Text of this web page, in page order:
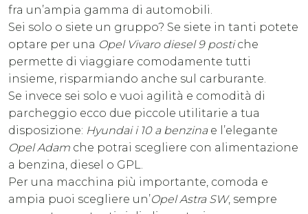
fra un’ampia gamma di automobili.
Sei solo o siete un gruppo? Se siete in tanti potete
optare per una Opel Vivaro diesel 9 postiche
permette di viaggiare comodamente tutti
insieme, risparmiando anche sul carburante.
Se invece sei solo e vuoi agilità e comodità di
parcheggio ecco due piccole utilitarie a tua
disposizione: Hyundai i 10 a benzinae l’elegante
Opel Adam che potrai scegliere con alimentazione
a benzina, diesel o GPL.
Per una macchina più importante, comoda e
ampia puoi scegliere un’Opel Astra SW, sempre